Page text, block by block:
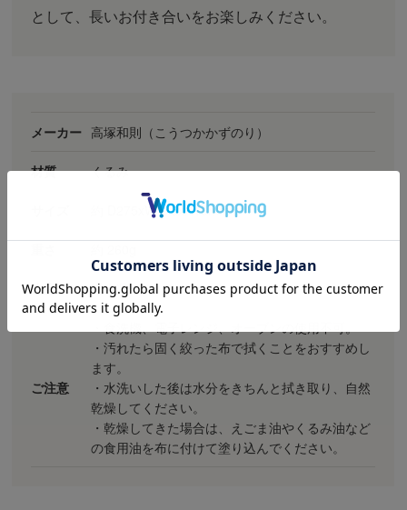
として、長いお付き合いをお楽しみください。
メーカー 高塚和則（こうつかかずのり）
材質 くるみ
約 D275xW175xH16mm
生産 栃木県
ご注意
・汚れたら固く絞った布で拭くことをおすすめし
ます。
・水洗いした後は水分をきちんと拭き取り、自然
乾燥してください。
・乾燥してきた場合は、えごま油やくるみ油など
の食用油を布に付けて塗り込んでください。